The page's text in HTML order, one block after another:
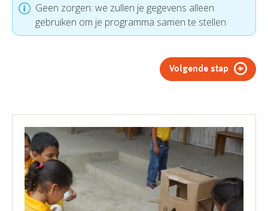
Geen zorgen: we zullen je gegevens alleen
gebruiken om je programma samen te stellen